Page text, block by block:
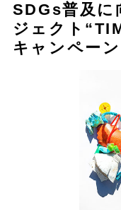
SDGs普及に
ジェクト
キャンペー